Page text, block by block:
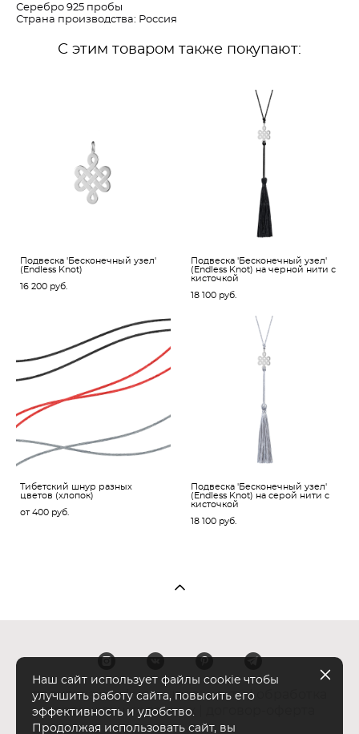
Серебро 925 пробы
Страна производства: Россия
С этим товаром также покупают:
Подвеска 'Бесконечный узел'
(Endless Knot)
16 200 pуб.
Подвеска 'Бесконечный узел'
(Endless Knot) на черной нити с
кисточкой
18 100 pуб.
Тибетский шнур разных
цветов (хлопок)
от 400 pуб.
Подвеска 'Бесконечный узел'
(Endless Knot) на серой нити с
кисточкой
18 100 pуб.
политика конфиденциальности|
персональных данных
Наш сайт использует файлы cookie чтобы
улучшить работу сайта, повысить его
эффективность и удобство.
Продолжая использовать сайт, вы